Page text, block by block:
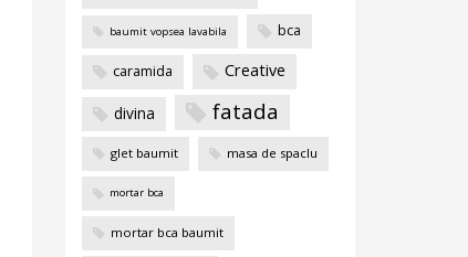
baumit vopsea lavabila bca
caramida Creative
divina fatada
glet baumit masa de spaclu
mortar bca
mortar bca baumit